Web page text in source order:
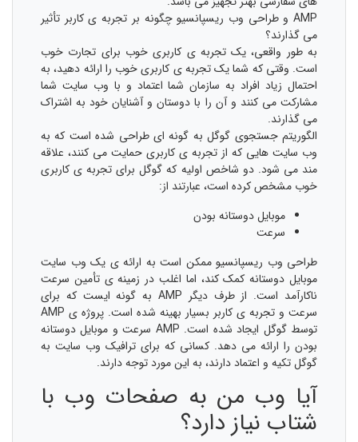
AMP و طراحی وب ریسپانسیو چگونه بر تجربه ی کاربر تأثیر
می گذارند؟
به طور واقعی، یک تجربه ی کاربری خوب برای تجارت خوب
است. وقتی که شما یک تجربه ی کاربری خوب را ارائه دهید، به
احتمال زیاد افراد به سازمان شما اعتماد و با وب سایت شما
مشارکت می کنند و آن را با دوستان و آشنایان خود به اشتراک
می گذارند.
الگوریتم جستجوی گوگل به گونه ای طراحی شده است که به
وب سایت هایی که از تجربه ی کاربری حمایت می کنند، علاقه
مند می شود. دو شاخص اولیه که گوگل برای تجربه ی کاربری
خوب مشخص کرده است، عبارتند از:
موبایل دوستانه بودن
سرعت
طراحی وب ریسپانسیو ممکن است به ارائه ی یک وب سایت
موبایل دوستانه کمک کند، اما اغلب در زمینه ی تأمین سرعت
ناکارآمد است. از طرف دیگر AMP به گونه ایست که برای
سرعت و تجربه ی کاربر بسیار بهینه شده است. پروژه ی AMP
توسط گوگل ایجاد شده است. AMP سرعت و موبایل دوستانه
بودن را ارائه می دهد. کسانی که برای ترافیک وب سایت به
گوگل تکیه و اعتماد دارند، به این مورد توجه دارند.
آیا وب من به صفحات وب با
شتاب نیاز دارد؟